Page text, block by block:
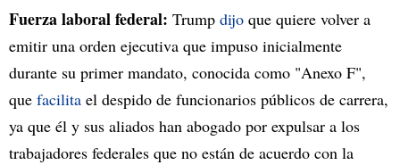
Fuerza laboral federal: Trump dijo que quiere volver a
emitir una orden ejecutiva que impuso inicialmente
durante su primer mandato, conocida como "Anexo F",
que facilita el despido de funcionarios públicos de carrera,
ya que él y sus aliados han abogado por expulsar a los
trabajadores federales que no están de acuerdo con la